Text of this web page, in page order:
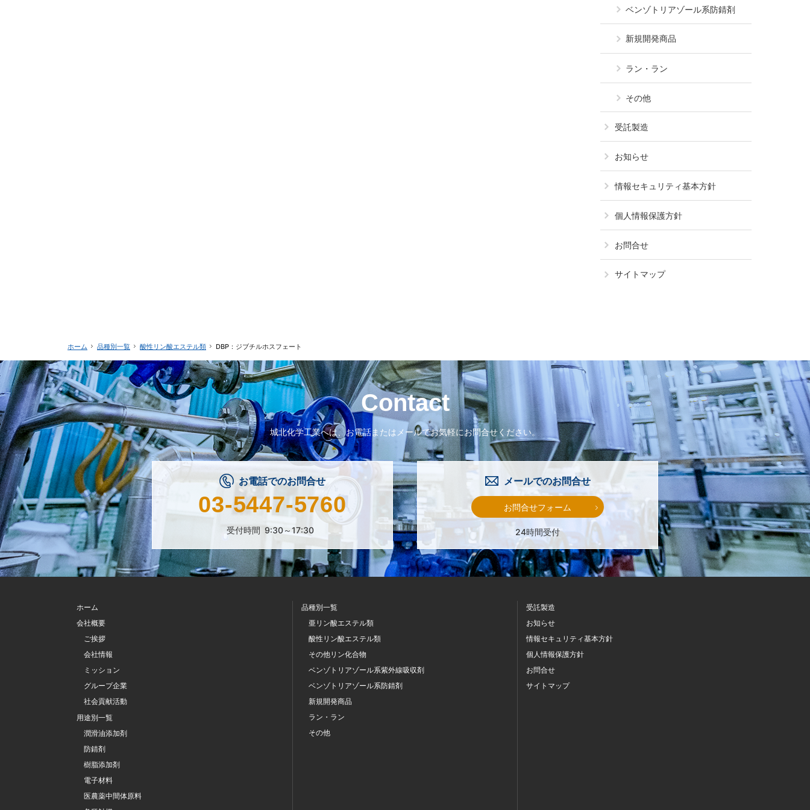
ベンゾトリアゾール系防錆剤
新規開発商品
ラン・ラン
その他
受託製造
お知らせ
情報セキュリティ基本方針
個人情報保護方針
お問合せ
サイトマップ
ホーム 品種別一覧 酸性リン酸エステル類 DBP：ジブチルホスフェート
Contact
城北化学工業へは、お電話またはメールでお気軽にお問合せください。
お電話でのお問合せ
03-5447-5760
受付時間 9:30～17:30
メールでのお問合せ
お問合せフォーム
24時間受付
ホーム
会社概要
ご挨拶
会社情報
ミッション
グループ企業
社会貢献活動
用途別一覧
潤滑油添加剤
防錆剤
樹脂添加剤
電子材料
医農薬中間体原料
品種別一覧
亜リン酸エステル類
酸性リン酸エステル類
その他リン化合物
ベンゾトリアゾール系紫外線吸収剤
ベンゾトリアゾール系防錆剤
新規開発商品
ラン・ラン
その他
受託製造
お知らせ
情報セキュリティ基本方針
個人情報保護方針
お問合せ
サイトマップ